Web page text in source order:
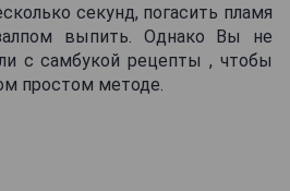
секунд, погасить пламя
выпить. Однако Вы не
с самбукой рецепты , чтобы
простом методе.